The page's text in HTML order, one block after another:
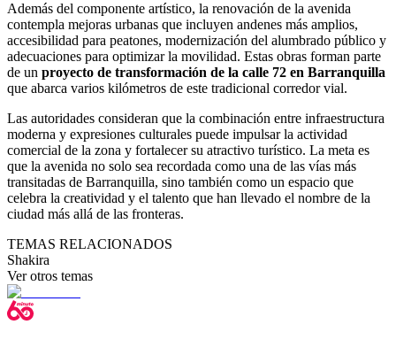
Además del componente artístico, la renovación de la avenida
contempla mejoras urbanas que incluyen andenes más amplios,
accesibilidad para peatones, modernización del alumbrado público y
adecuaciones para optimizar la movilidad. Estas obras forman parte
de un proyecto de transformación de la calle 72 en Barranquilla
que abarca varios kilómetros de este tradicional corredor vial.
Las autoridades consideran que la combinación entre infraestructura
moderna y expresiones culturales puede impulsar la actividad
comercial de la zona y fortalecer su atractivo turístico. La meta es
que la avenida no solo sea recordada como una de las vías más
transitadas de Barranquilla, sino también como un espacio que
celebra la creatividad y el talento que han llevado el nombre de la
ciudad más allá de las fronteras.
TEMAS RELACIONADOS
Shakira
Ver otros temas